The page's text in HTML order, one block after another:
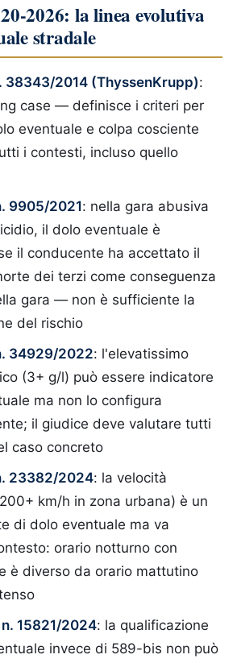
2026: la linea evolutiva
stradale
38343/2014 (ThyssenKrupp):
case — definisce i criteri per
eventuale e colpa cosciente
i contesti, incluso quello
9905/2021: nella gara abusiva
il dolo eventuale è
il conducente ha accettato il
dei terzi come conseguenza
gara — non è sufficiente la
del rischio
34929/2022: l'elevatissimo
(3+ g/l) può essere indicatore
ma non lo configura
il giudice deve valutare tutti
caso concreto
23382/2024: la velocità
km/h in zona urbana) è un
di dolo eventuale ma va
orario notturno con
è diverso da orario mattutino
n. 15821/2024: la qualificazione
invece di 589-bis non può